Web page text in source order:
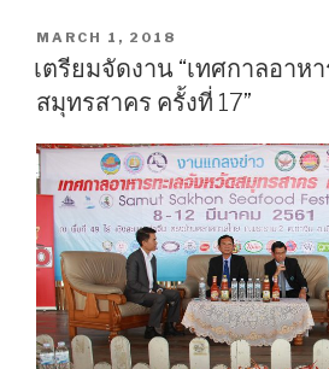
เยี่ยม
ศูนย์
–
ไม้ไผ่
ชะลอ
คลื่น
–
เบญจรงค์
ดอน
ไก่
POSTED
ON
MARCH 1, 2018
เตรียมจัดงาน “เทศกาลอาห
สมุทรสาคร ครั้งที่ 17”